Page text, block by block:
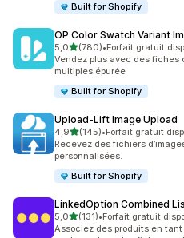
Built for Shopify
OP Color Swatch Variant
5,0étoile(s) sur 5
(780)
780 avis au total
•Forfait gratuit
Vendez plus avec des fiches
multiples épurée
Built for Shopify
Upload‑Lift Image Upload
4,9étoile(s) sur 5
(145)
145 avis au total
•Forfait gratuit
Recevez des fichiers
personnalisées.
Built for Shopify
LinkedOption Combined
5,0étoile(s) sur 5
(131)
131 avis au total
•Forfait gratuit
Associez des produits en